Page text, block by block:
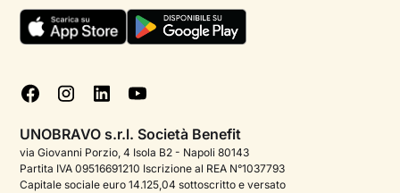
Aiuto urgente
FAQ
Podcast di psicologia
Corporate
Informativa Privacy
Cookie policy
Gestisci cookie
UNOBRAVO s.r.l. Società Benefit
via Giovanni Porzio, 4 Isola B2 - Napoli 80143
Partita IVA 09516691210 Iscrizione al REA N°1037793
Capitale sociale euro 14.125,04 sottoscritto e versato